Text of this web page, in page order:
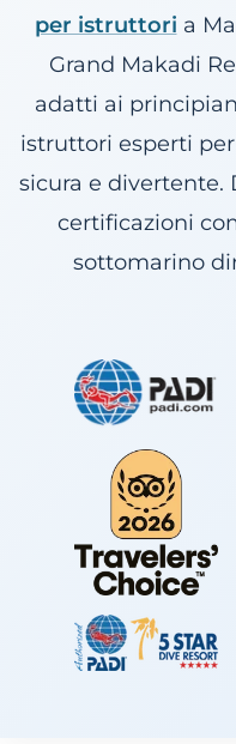
per istruttori a
Grand Makadi
adatti ai
istruttori esperti per
sicura e divertente.
certificazioni
sottomarino